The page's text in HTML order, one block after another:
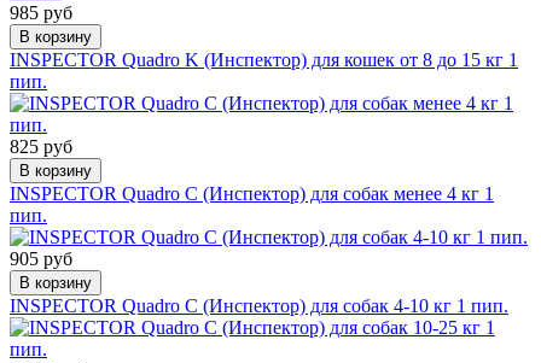
985 руб
В корзину
INSPEСTOR Quadro K (Инспектор) для кошек от 8 до 15 кг 1
пип.
825 руб
В корзину
INSPEСTOR Quadro С (Инспектор) для собак менее 4 кг 1
пип.
905 руб
В корзину
INSPEСTOR Quadro С (Инспектор) для собак 4-10 кг 1 пип.